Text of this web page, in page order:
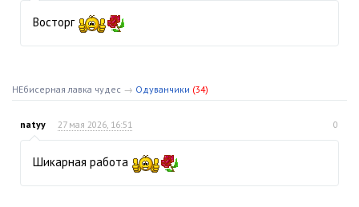
Восторг
НЕбисерная лавка чудес → Одуванчики (34)
natyy 27 мая 2026, 16:51 0
Шикарная работа